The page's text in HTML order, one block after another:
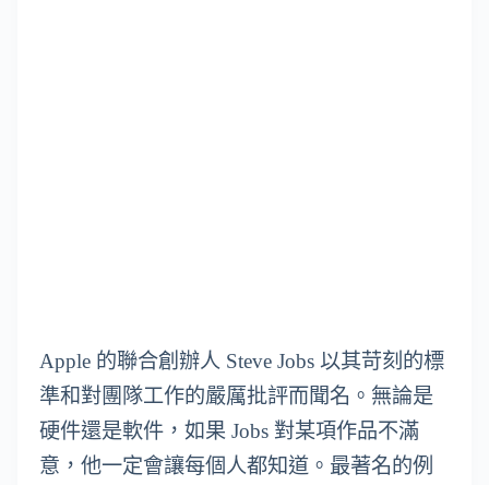
Apple 的聯合創辦人 Steve Jobs 以其苛刻的標
準和對團隊工作的嚴厲批評而聞名。無論是
硬件還是軟件，如果 Jobs 對某項作品不滿
意，他一定會讓每個人都知道。最著名的例